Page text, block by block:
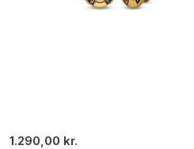
1.290,00 kr.